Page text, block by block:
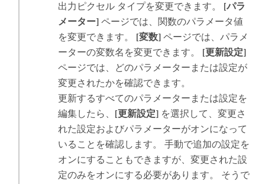
出力ピクセル タイプを変更できます。 [パラ
メーター] ページでは、関数のパラメータ値
を変更できます。 [変数] ページでは、パラメ
ーターの変数名を変更できます。 [更新設定]
ページでは、どのパラメーターまたは設定が
変更されたかを確認できます。
更新するすべてのパラメーターまたは設定を
編集したら、 [更新設定] を選択して、変更さ
れた設定およびパラメーターがオンになって
いることを確認します。 手動で追加の設定を
オンにすることもできますが、変更された設
定のみをオンにする必要があります。 そうで